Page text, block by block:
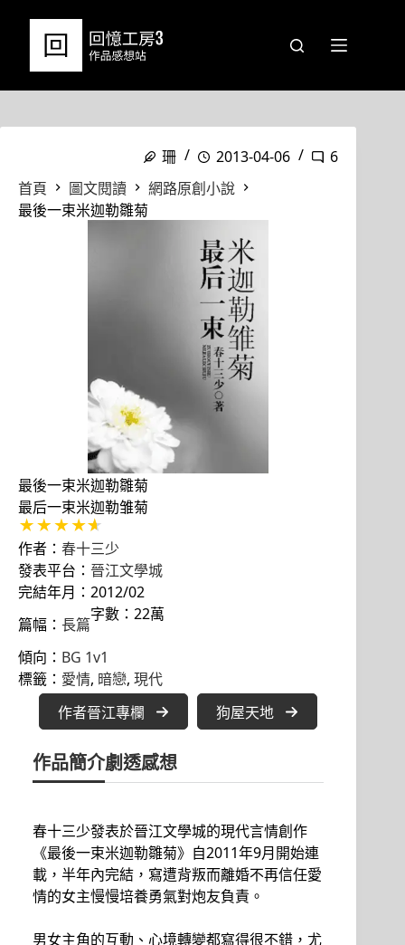
珊
2013-04-06
6
首頁
圖文閱讀
網路原創小說
最後一束米迦勒雛菊
最後一束米迦勒雛菊
最后一束米迦勒雏菊
作者： 春十三少
發表平台： 晉江文學城
完結年月：2012/02
篇幅： 長篇
字數：22萬
傾向： BG 1v1
標籤： 愛情, 暗戀, 現代
作者晉江專欄 狗屋天地
作品簡介劇透感想
春十三少發表於晉江文學城的現代言情創作
《最後一束米迦勒雛菊》自2011年9月開始連
載，半年內完結，寫遭背叛而離婚不再信任愛
情的女主慢慢培養勇氣對炮友負責。
男女主角的互動、心境轉變都寫得很不錯，尤